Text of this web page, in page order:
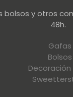
y otros
48h.
Gafas
Bolsos
Decoración